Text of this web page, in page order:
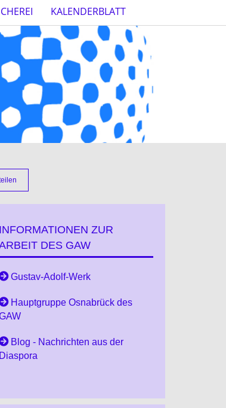
KALENDERBLATT
INFORMATIONEN ZUR
DES GAW
Gustav-Adolf-Werk
Hauptgruppe Osnabrück des
Blog - Nachrichten aus der
Diaspora